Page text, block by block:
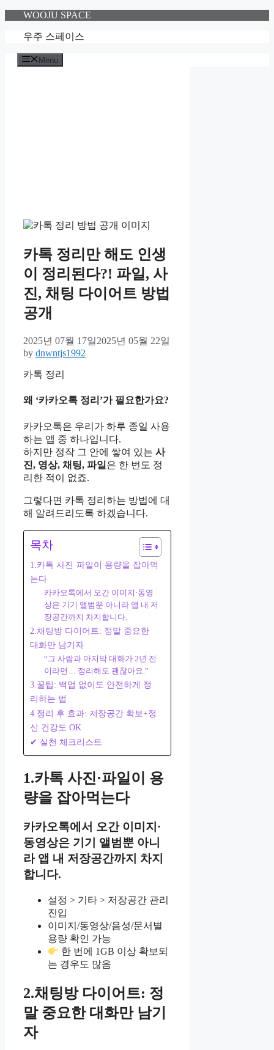
content
WOOJU SPACE
우주 스페이스
Menu
카톡 정리만 해도 인생
이 정리된다?! 파일, 사
진, 채팅 다이어트 방법
공개
2025년 07월 17일2025년 05월 22일
by dnwntjs1992
카톡 정리
왜 ‘카카오톡 정리’가 필요한가요?
카카오톡은 우리가 하루 종일 사용
하는 앱 중 하나입니다.
하지만 정작 그 안에 쌓여 있는 사
진, 영상, 채팅, 파일 은 한 번도 정
리한 적이 없죠.
그렇다면 카톡 정리하는 방법에 대
해 알려드리도록 하겠습니다.
목차
1.카톡 사진·파일이 용량을 잡아먹
는다
카카오톡에서 오간 이미지·동영
상은 기기 앨범뿐 아니라 앱 내 저
장공간까지 차지합니다.
2.채팅방 다이어트: 정말 중요한
대화만 남기자
“그 사람과 마지막 대화가 2년 전
이라면… 정리해도 괜찮아요.”
3.꿀팁: 백업 없이도 안전하게 정
리하는 법
4.정리 후 효과: 저장공간 확보+정
신 건강도 OK
✔ 실천 체크리스트
1.카톡 사진·파일이 용
량을 잡아먹는다
카카오톡에서 오간 이미지·
동영상은 기기 앨범뿐 아니
라 앱 내 저장공간까지 차지
합니다.
설정 > 기타 > 저장공간 관리
진입
이미지/동영상/음성/문서별
용량 확인 가능
한 번에 1GB 이상 확보되
는 경우도 많음
2.채팅방 다이어트: 정
말 중요한 대화만 남기
자